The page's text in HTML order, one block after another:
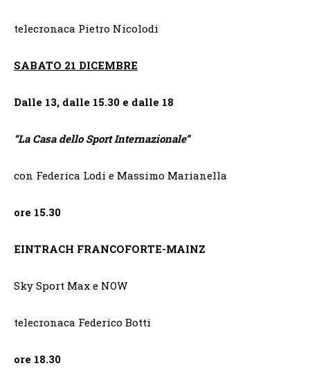
telecronaca Pietro Nicolodi
SABATO 21 DICEMBRE
Dalle 13, dalle 15.30 e dalle 18
“La Casa dello Sport Internazionale”
con Federica Lodi e Massimo Marianella
ore 15.30
EINTRACH FRANCOFORTE-MAINZ
Sky Sport Max e NOW
telecronaca Federico Botti
ore 18.30